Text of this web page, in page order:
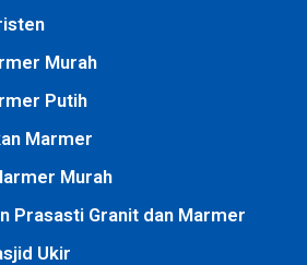
Murah
Putih
Marmer
Murah
Prasasti Granit dan Marmer
Ukir